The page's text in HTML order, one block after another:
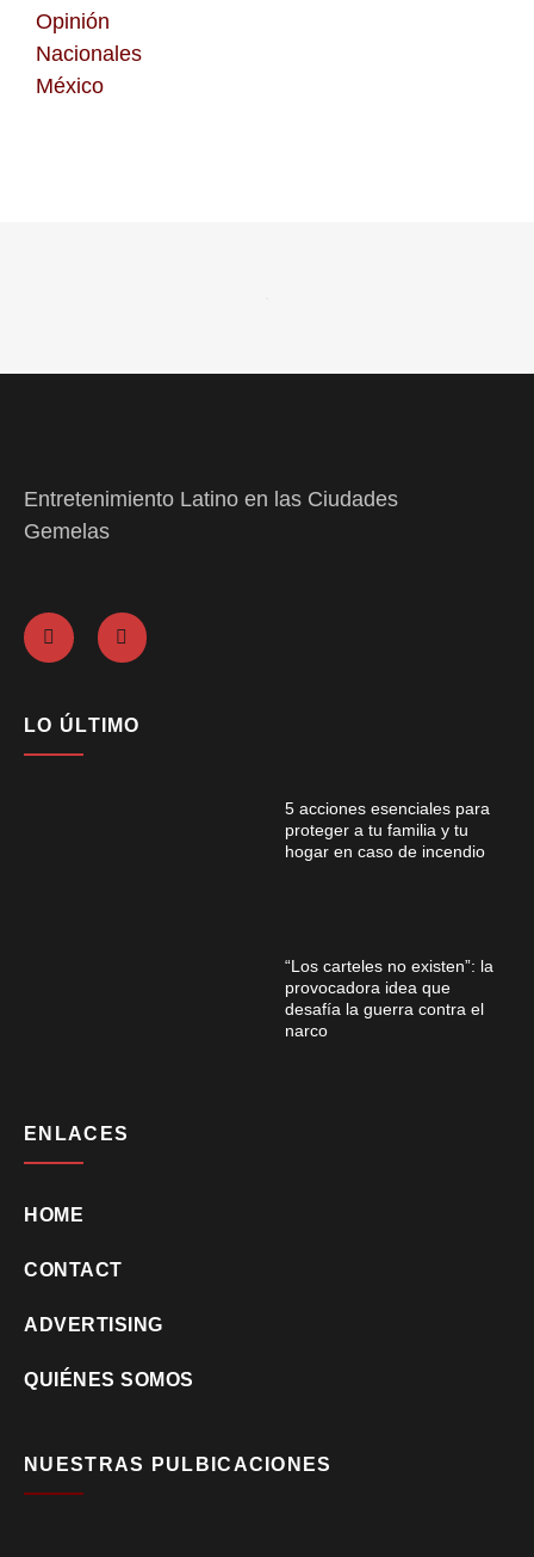
Opinión
Nacionales
México
Entretenimiento Latino en las Ciudades
Gemelas
LO ÚLTIMO
5 acciones esenciales para
proteger a tu familia y tu
hogar en caso de incendio
“Los carteles no existen”: la
provocadora idea que
desafía la guerra contra el
narco
ENLACES
HOME
CONTACT
ADVERTISING
QUIÉNES SOMOS
NUESTRAS PULBICACIONES